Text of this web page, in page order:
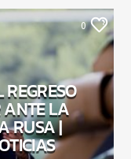
0
ANTE LA
RUSA |